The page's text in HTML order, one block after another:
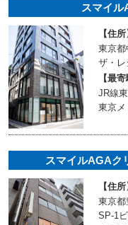
スマイル
【住所
東京都
ザ・
【最寄
JR線
東京メ
スマイルAGAク
【住所
東京都
SP-1